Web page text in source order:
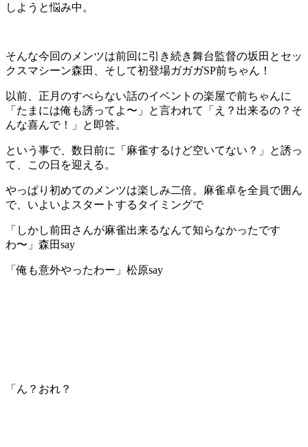
しようと悩み中。
そんな今回のメンツは前回に引き続き舞台監督の坂田とセッ
クスマシーン森田、そして初登場ガガガSP前ちゃん！
以前、正月のすべらない話のイベントの楽屋で前ちゃんに
「たまには俺も誘ってよ〜」と言われて「え？出来るの？そ
んな喜んで！」と即答。
という事で、数日前に「麻雀するけど空いてない？」と誘っ
て、この日を迎える。
やっぱり初めてのメンツは楽しみ二倍。麻雀卓を全員で囲ん
で、いよいよスタートするタイミングで
「しかし前田さんが麻雀出来るなんて知らなかったです
わ〜」森田say
「俺も意外やったわー」松原say
「ん？おれ？